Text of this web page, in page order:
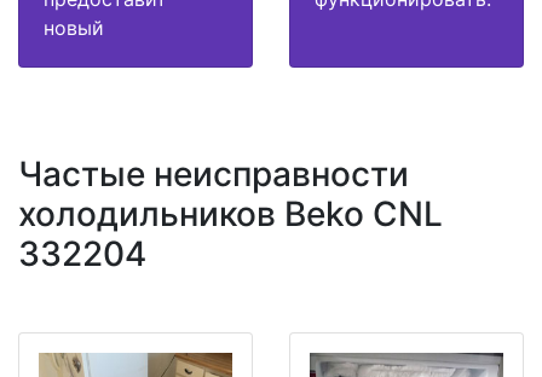
новый
Частые неисправности
холодильников Beko CNL
332204